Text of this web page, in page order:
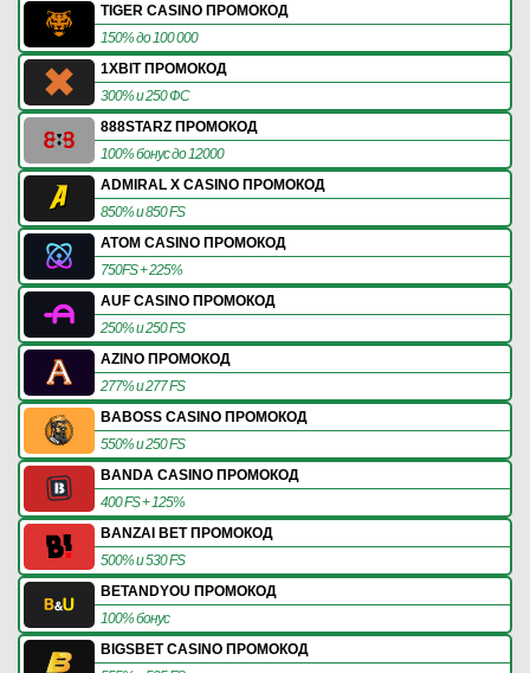
TIGER CASINO ПРОМОКОД
150% до 100 000
1XBIT ПРОМОКОД
300% и 250 ФС
888STARZ ПРОМОКОД
100% бонус до 12000
ADMIRAL X CASINO ПРОМОКОД
850% и 850 FS
ATOM CASINO ПРОМОКОД
750FS + 225%
AUF CASINO ПРОМОКОД
250% и 250 FS
AZINO ПРОМОКОД
277% и 277 FS
BABOSS CASINO ПРОМОКОД
550% и 250 FS
BANDA CASINO ПРОМОКОД
400 FS + 125%
BANZAI BET ПРОМОКОД
500% и 530 FS
BETANDYOU ПРОМОКОД
100% бонус
BIGSBET CASINO ПРОМОКОД